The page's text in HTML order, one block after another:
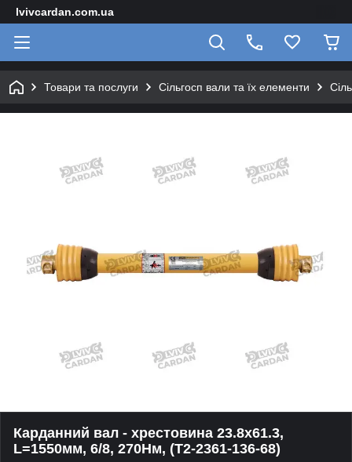
lvivcardan.com.ua
Товари та послуги Сільгосп вали та їх елементи
Карданний вал - хрестовина 23.8х61.3,
L=1550мм, 6/8, 270Нм, (T2-2361-136-68)